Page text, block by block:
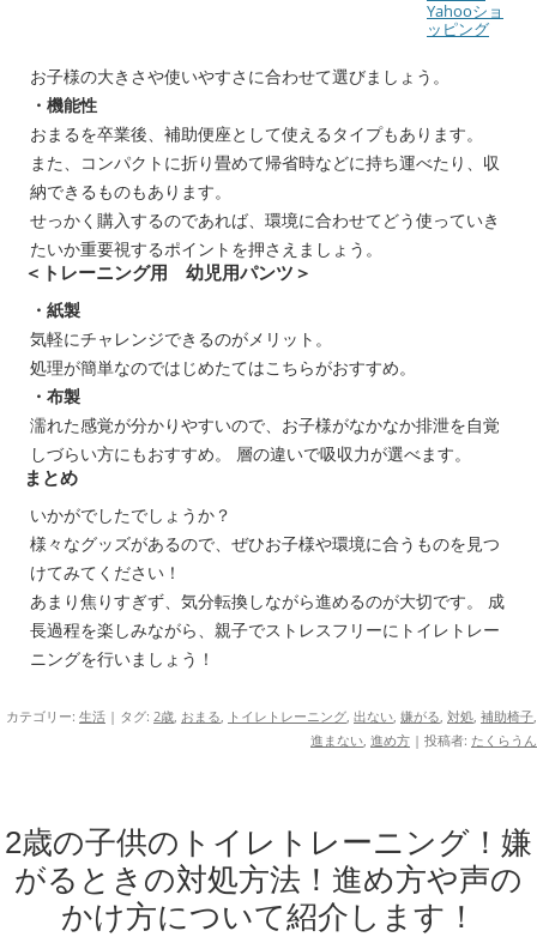
Yahooショ
ッピング
お子様の大きさや使いやすさに合わせて選びましょう。
・機能性
おまるを卒業後、補助便座として使えるタイプもあります。
また、コンパクトに折り畳めて帰省時などに持ち運べたり、収
納できるものもあります。
せっかく購入するのであれば、環境に合わせてどう使っていき
たいか重要視するポイントを押さえましょう。
＜トレーニング用 幼児用パンツ＞
・紙製
気軽にチャレンジできるのがメリット。
処理が簡単なのではじめたてはこちらがおすすめ。
・布製
濡れた感覚が分かりやすいので、お子様がなかなか排泄を自覚
しづらい方にもおすすめ。 層の違いで吸収力が選べます。
まとめ
いかがでしたでしょうか？
様々なグッズがあるので、ぜひお子様や環境に合うものを見つ
けてみてください！
あまり焦りすぎず、気分転換しながら進めるのが大切です。 成
長過程を楽しみながら、親子でストレスフリーにトイレトレー
ニングを行いましょう！
カテゴリー: 生活 | タグ: 2歳, おまる, トイレトレーニング, 出ない, 嫌がる, 対処, 補助椅子,
進まない, 進め方 | 投稿者: たくらうん
2歳の子供のトイレトレーニング！嫌
がるときの対処方法！進め方や声の
かけ方について紹介します！